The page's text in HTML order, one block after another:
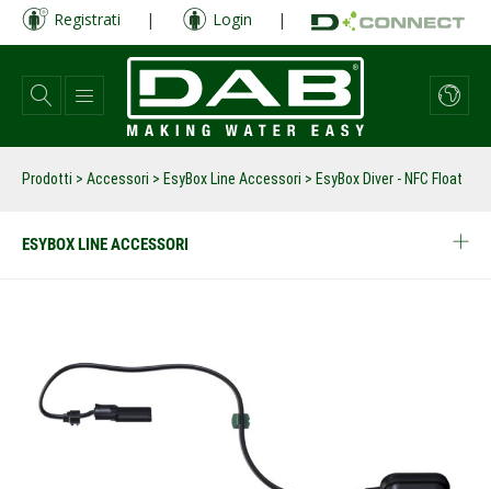
Salta
contenuto
principale
Registrati | Login |
Prodotti > Accessori > EsyBox Line Accessori > EsyBox Diver - NFC Float
ESYBOX LINE ACCESSORI